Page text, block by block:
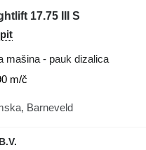
17.75 III S
mašina - pauk dizalica
m/č
Barneveld